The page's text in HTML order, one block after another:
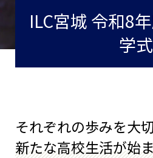
ILC宮城 令和8
学式
それぞれの歩みを大
新たな高校生活が始